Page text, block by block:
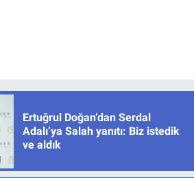
Ertuğrul Doğan’dan Serdal
Adalı’ya Salah yanıtı: Biz istedik
ve aldık